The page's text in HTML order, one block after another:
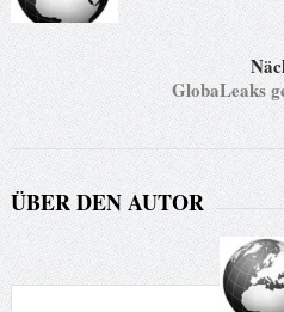
GlobaLeaks
ÜBER DEN AUTOR